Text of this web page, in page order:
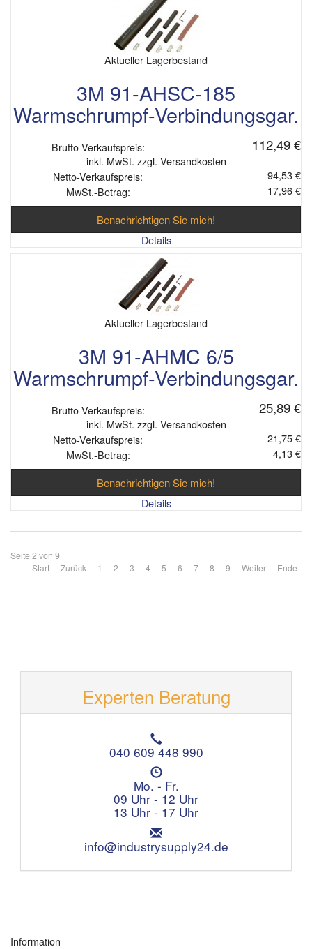
Aktueller Lagerbestand
3M 91-AHSC-185
Warmschrumpf-Verbindungsgar.
Brutto-Verkaufspreis: 112,49 €
inkl. MwSt. zzgl. Versandkosten
Netto-Verkaufspreis:
94,53 €
MwSt.-Betrag:
17,96 €
Benachrichtigen Sie mich!
Details
Aktueller Lagerbestand
3M 91-AHMC 6/5
Warmschrumpf-Verbindungsgar.
Brutto-Verkaufspreis: 25,89 €
inkl. MwSt. zzgl. Versandkosten
Netto-Verkaufspreis:
21,75 €
MwSt.-Betrag:
4,13 €
Benachrichtigen Sie mich!
Details
Seite 2 von 9
Start
Zurück 1 2 3 4 5 6 7 8 9 Weiter Ende
Experten Beratung
T
e
e
o
n
:
040 609 448 990
Ö
f
n
u
n
g
Mo. - Fr.
09 Uhr - 12 Uhr
13 Uhr - 17 Uhr
E
m
i
info@industrysupply24.de
Information